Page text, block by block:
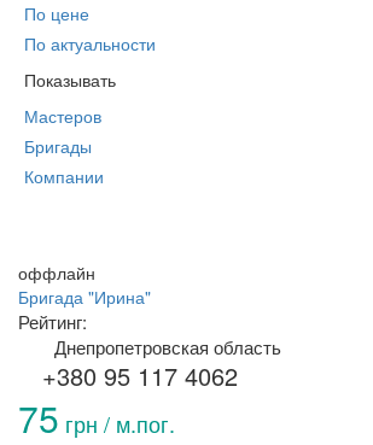
По цене
По актуальности
Показывать
Мастеров
Бригады
Компании
оффлайн
Бригада "Ирина"
Рейтинг:
Днепропетровская область
+380 95 117 4062
75 грн / м.пог.